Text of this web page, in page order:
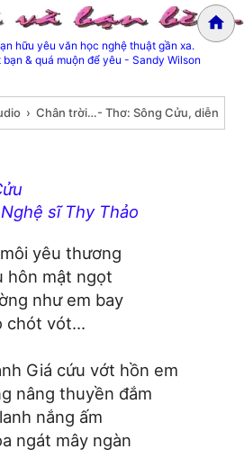
hữu yêu văn học nghệ thuật gần xa.
& quá muộn để yêu - Sandy Wilson
› Chân trời…- Thơ: Sông Cửu, diễn
Sông Cửu,
Thảo
sĩ Thy Thảo
yêu thương
hôn mật ngọt
như em bay
chót vót…
Giá cứu vớt hồn em
nâng thuyền đắm
nắng ấm
ngát mây ngàn